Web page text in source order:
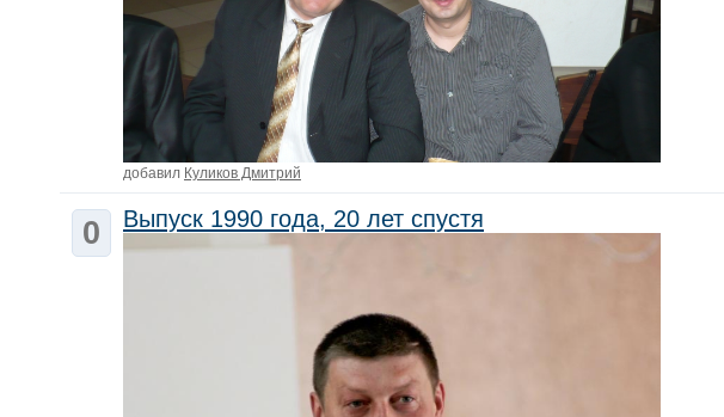
добавил Куликов Дмитрий
0 Выпуск 1990 года, 20 лет спустя